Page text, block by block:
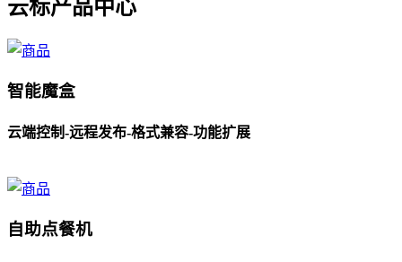
云标产品中心
智能魔盒
云端控制-远程发布-格式兼容-功能扩展
自助点餐机